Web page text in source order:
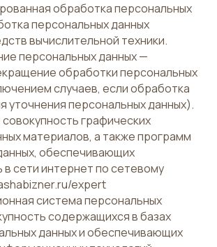
обработка персональных
персональных данных
вычислительной техники.
персональных данных —
обработки персональных
случаев, если обработка
уточнения персональных данных).
графических
материалов, а также программ
обеспечивающих
в сети интернет по сетевому
expert
система персональных
содержащихся в базах
данных и обеспечивающих